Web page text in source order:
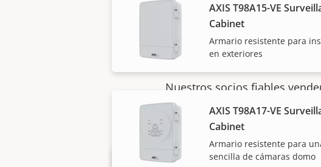
AXIS T98A15-VE
Cabinet
Armario resistente para
en exteriores
AXIS T98A17-VE
Cabinet
Armario resistente para
sencilla de cámaras domo
Nuestros socios fiables